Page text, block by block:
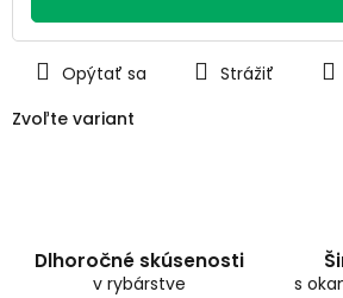
Zvoľte variant
Opýtať sa Strážiť
Dlhoročné skúsenosti
v rybárstve s